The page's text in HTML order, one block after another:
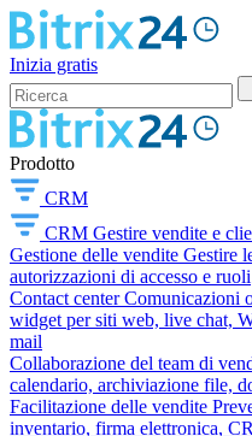
Inizia gratis
Prodotto
CRM
CRM Gestire vendite e
Gestione delle vendite Gestire
autorizzazioni di accesso e ruoli
Contact center Comunicazioni
widget per siti web, live chat,
mail
Collaborazione del team di
calendario, archiviazione file,
Facilitazione delle vendite
inventario, firma elettronica,